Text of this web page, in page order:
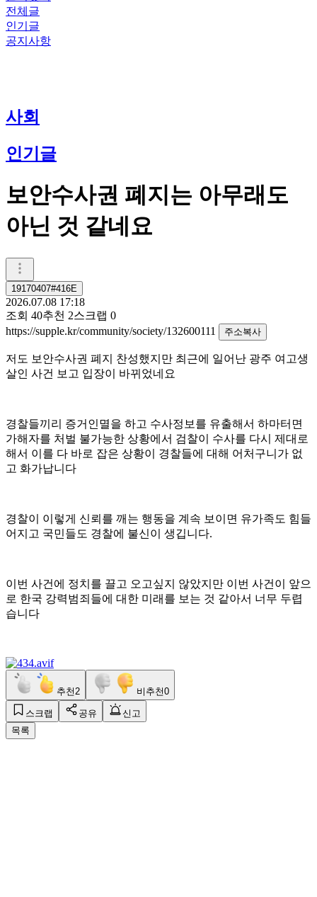
전체글
인기글
공지사항
사회
인기글
보안수사권 폐지는 아무래도
아닌 것 같네요
19170407#416E
2026.07.08 17:18
조회 40추천 2스크랩 0
https://supple.kr/community/society/132600111
주소복사
저도 보안수사권 폐지 찬성했지만 최근에 일어난 광주 여고생
살인 사건 보고 입장이 바뀌었네요
경찰들끼리 증거인멸을 하고 수사정보를 유출해서 하마터면
가해자를 처벌 불가능한 상황에서 검찰이 수사를 다시 제대로
해서 이를 다 바로 잡은 상황이 경찰들에 대해 어처구니가 없
고 화가납니다
경찰이 이렇게 신뢰를 깨는 행동을 계속 보이면 유가족도 힘들
어지고 국민들도 경찰에 불신이 생깁니다.
이번 사건에 정치를 끌고 오고싶지 않았지만 이번 사건이 앞으
로 한국 강력범죄들에 대한 미래를 보는 것 같아서 너무 두렵
습니다
추천 2 비추천0
스크랩 공유
신고
목록